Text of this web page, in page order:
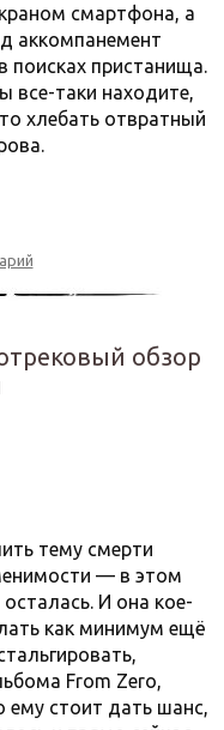
смартфона, а
аккомпанемент
поисках пристанища.
все-таки находите,
хлебать отвратный
обзор
тему смерти
— в этом
И она кое-
как минимум ещё
From Zero,
ему стоит дать шанс,